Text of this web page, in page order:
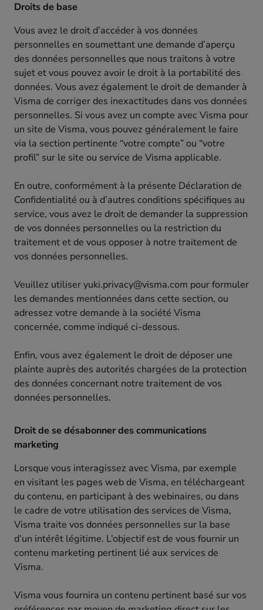
Droits de base
Vous avez le droit d’accéder à vos données
personnelles en soumettant une demande d’aperçu
des données personnelles que nous traitons à votre
sujet et vous pouvez avoir le droit à la portabilité des
données. Vous avez également le droit de demander à
Visma de corriger des inexactitudes dans vos données
personnelles. Si vous avez un compte avec Visma pour
un site de Visma, vous pouvez généralement le faire
via la section pertinente “votre compte” ou “votre
profil” sur le site ou service de Visma applicable.
En outre, conformément à la présente Déclaration de
Confidentialité ou à d’autres conditions spécifiques au
service, vous avez le droit de demander la suppression
de vos données personnelles ou la restriction du
traitement et de vous opposer à notre traitement de
vos données personnelles.
Veuillez utiliser yuki.privacy@visma.com pour formuler
les demandes mentionnées dans cette section, ou
adressez votre demande à la société Visma
concernée, comme indiqué ci-dessous.
Enfin, vous avez également le droit de déposer une
plainte auprès des autorités chargées de la protection
des données concernant notre traitement de vos
données personnelles.
Droit de se désabonner des communications
marketing
Lorsque vous interagissez avec Visma, par exemple
en visitant les pages web de Visma, en téléchargeant
du contenu, en participant à des webinaires, ou dans
le cadre de votre utilisation des services de Visma,
Visma traite vos données personnelles sur la base
d’un intérêt légitime. L’objectif est de vous fournir un
contenu marketing pertinent lié aux services de
Visma.
Visma vous fournira un contenu pertinent basé sur vos